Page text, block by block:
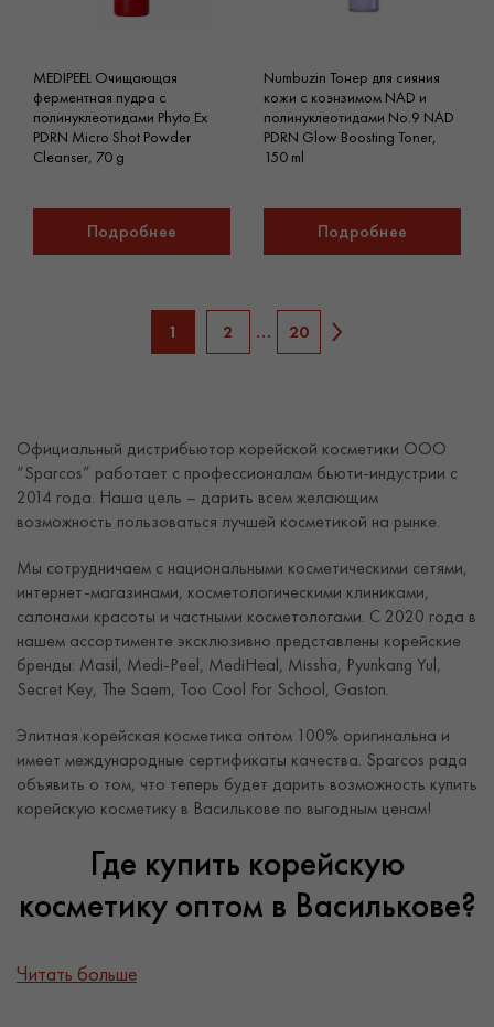
MEDIPEEL Очищающая
ферментная пудра с
полинуклеотидами Phyto Ex
PDRN Micro Shot Powder
Cleanser, 70 g
Подробнее
Numbuzin Тонер для сияния
кожи с коэнзимом NAD и
полинуклеотидами No.9 NAD
PDRN Glow Boosting Toner,
150 ml
Подробнее
1 2 … 20
Официальный дистрибьютор корейской косметики ООО
“Sparcos” работает с профессионалам бьюти-индустрии с
2014 года. Наша цель – дарить всем желающим
возможность пользоваться лучшей косметикой на рынке.
Мы сотрудничаем с национальными косметическими сетями,
интернет-магазинами, косметологическими клиниками,
салонами красоты и частными косметологами. С 2020 года в
нашем ассортименте эксклюзивно представлены корейские
бренды: Masil, Medi-Peel, MediHeal, Missha, Pyunkang Yul,
Secret Key, The Saem, Too Cool For School, Gaston.
Элитная корейская косметика оптом 100% оригинальна и
имеет международные сертификаты качества. Sparcos рада
объявить о том, что теперь будет дарить возможность купить
корейскую косметику в Василькове по выгодным ценам!
Где купить корейскую
косметику оптом в Василькове?
Sparcos в Василькове и теперь вы точно будете знать где же
Читать больше